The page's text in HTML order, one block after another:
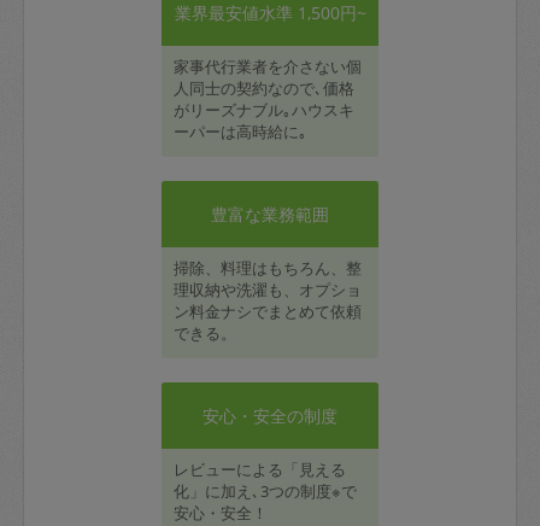
業界最安値水準 1,500円~
家事代行業者を介さない個
人同士の契約なので､価格
がリーズナブル｡ハウスキ
ーパーは高時給に｡
豊富な業務範囲
掃除、料理はもちろん、整
理収納や洗濯も、オプショ
ン料金ナシでまとめて依頼
できる。
安心・安全の制度
レビューによる「見える
化」に加え､3つの制度※で
安心・安全！